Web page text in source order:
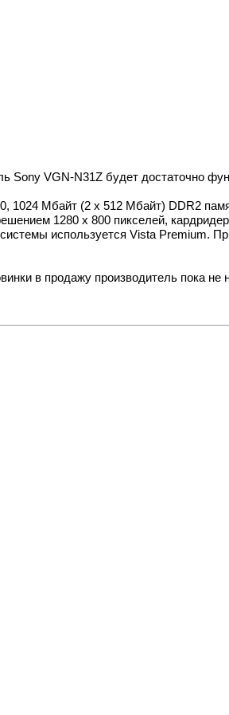
Sony VGN-N31Z будет достаточно
1024 Мбайт (2 x 512 Мбайт) DDR2
1280 x 800 пикселей,
используется Vista Premium.
в продажу производитель пока не